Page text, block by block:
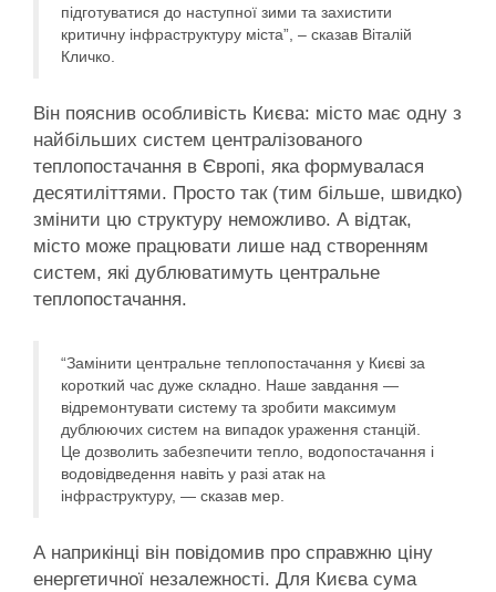
підготуватися до наступної зими та захистити
критичну інфраструктуру міста”, – сказав Віталій
Кличко.
Він пояснив особливість Києва: місто має одну з
найбільших систем централізованого
теплопостачання в Європі, яка формувалася
десятиліттями. Просто так (тим більше, швидко)
змінити цю структуру неможливо. А відтак,
місто може працювати лише над створенням
систем, які дублюватимуть центральне
теплопостачання.
“Замінити центральне теплопостачання у Києві за
короткий час дуже складно. Наше завдання —
відремонтувати систему та зробити максимум
дублюючих систем на випадок ураження станцій.
Це дозволить забезпечити тепло, водопостачання і
водовідведення навіть у разі атак на
інфраструктуру, — сказав мер.
А наприкінці він повідомив про справжню ціну
енергетичної незалежності. Для Києва сума